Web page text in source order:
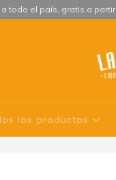
a todo el país, gratis a partir
los productos